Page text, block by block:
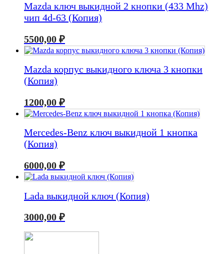
Mazda ключ выкидной 2 кнопки (433 Mhz)
чип 4d-63 (Копия)
5500,00 ₽
Mazda корпус выкидного ключа 3 кнопки
(Копия)
1200,00 ₽
Mercedes-Benz ключ выкидной 1 кнопка
(Копия)
6000,00 ₽
Lada выкидной ключ (Копия)
3000,00 ₽